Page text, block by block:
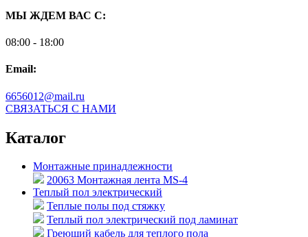
МЫ ЖДЕМ ВАС С:
08:00 - 18:00
Email:
6656012@mail.ru
СВЯЗАТЬСЯ С НАМИ
Каталог
Монтажные принадлежности
20063 Монтажная лента MS-4
Теплый пол электрический
Теплые полы под стяжку
Теплый пол электрический под ламинат
Греющий кабель для теплого пола